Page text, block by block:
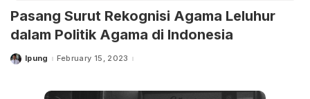
Pasang Surut Rekognisi Agama Leluhur
dalam Politik Agama di Indonesia
Ipung February 15, 2023